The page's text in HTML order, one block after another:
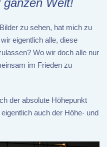
ganzen Welt!
zu sehen, hat mich zu
eigentlich alle, diese
Wo wir doch alle nur
im Frieden zu
der absolute Höhepunkt
auch der Höhe- und